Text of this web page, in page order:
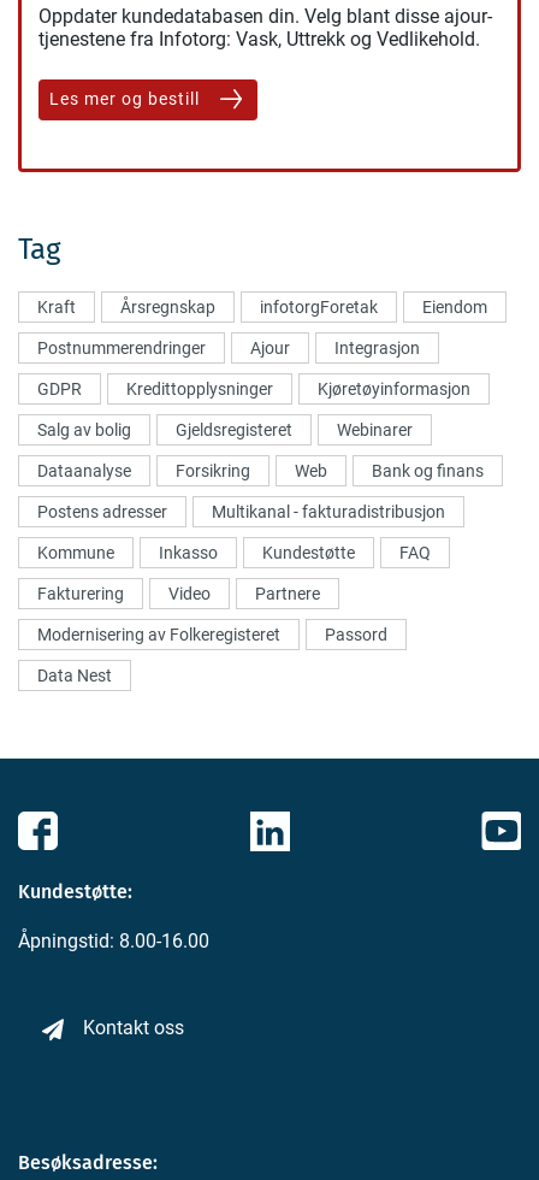
Oppdater kundedatabasen din. Velg blant disse ajour-
tjenestene fra Infotorg: Vask, Uttrekk og Vedlikehold.
Les mer og bestill
Tag
Kraft Årsregnskap infotorgForetak Eiendom
Postnummerendringer Ajour Integrasjon
GDPR Kredittopplysninger Kjøretøyinformasjon
Salg av bolig Gjeldsregisteret Webinarer
Dataanalyse Forsikring Web Bank og finans
Postens adresser Multikanal - fakturadistribusjon
Kommune Inkasso Kundestøtte FAQ
Fakturering Video Partnere
Modernisering av Folkeregisteret Passord
Data Nest
Kundestøtte:
Åpningstid: 8.00-16.00
Kontakt oss
Besøksadresse: